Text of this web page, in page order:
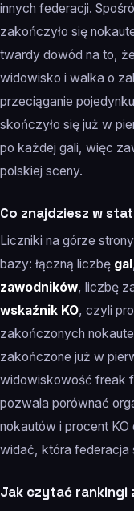
innych federacji.
zakończyło się
twardy dowód na to,
widowisko i walka o
przeciąganie
skończyło się już w
po każdej gali, więc
polskiej sceny.
Co znajdziesz w
Liczniki na górze
bazy: łączną liczbę gal
zawodników, liczbę
wskaźnik KO, czyli
zakończonych
zakończone już w
widowiskowość freak
pozwala porównać
nokautów i procent
widać, która federacja
Jak czytać rankingi